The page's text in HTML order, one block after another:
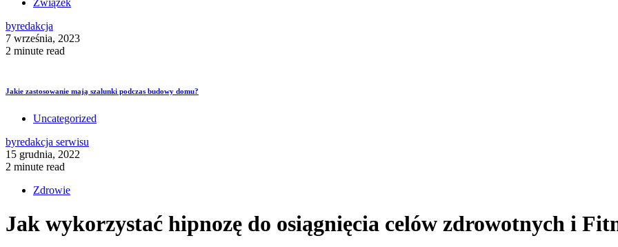
byredakcja
7 września, 2023
2 minute read
Jakie zastosowanie mają szalunki podczas budowy domu?
Uncategorized
byredakcja serwisu
15 grudnia, 2022
2 minute read
Zdrowie
Jak wykorzystać hipnozę do osiągnięcia celów zdrowotnych i